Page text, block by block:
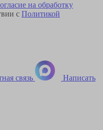
на обработку
с Политикой
связь Написать